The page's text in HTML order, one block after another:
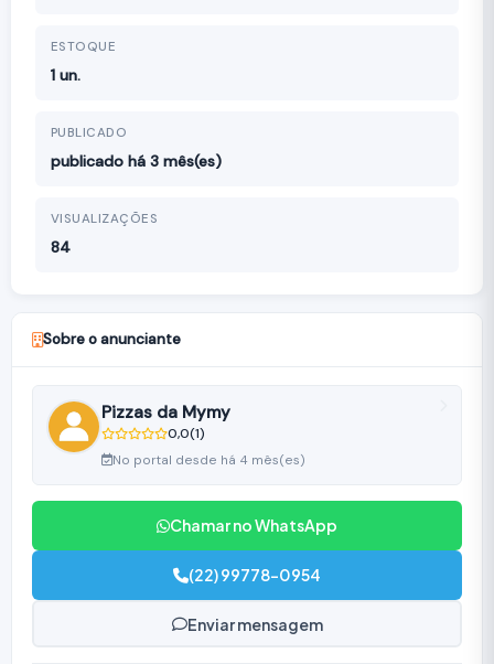
ESTOQUE
1 un.
PUBLICADO
publicado há 3 mês(es)
VISUALIZAÇÕES
84
Sobre o anunciante
Pizzas da Mymy
0,0(1)
No portal desde há 4 mês(es)
Chamar no WhatsApp
(22) 99778-0954
Enviar mensagem